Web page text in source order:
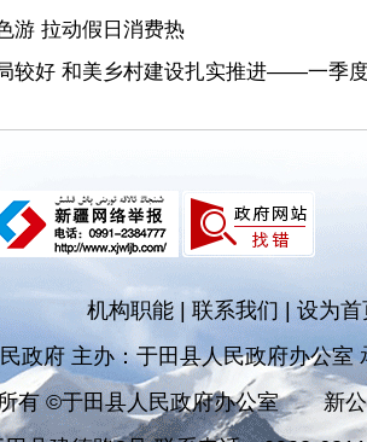
游 拉动假日消费热
较好 和美乡村建设扎实推进——一季
机构职能 联系我们|设为首
政府 主办：于田县人民政府办公室
有 ©于田县人民政府办公室
新